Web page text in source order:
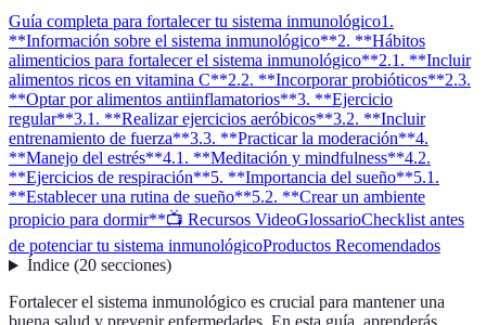
Guía completa para fortalecer tu sistema inmunológico1.
**Información sobre el sistema inmunológico**2. **Hábitos
alimenticios para fortalecer el sistema inmunológico**2.1. **Incluir
alimentos ricos en vitamina C**2.2. **Incorporar probióticos**2.3.
**Optar por alimentos antiinflamatorios**3. **Ejercicio
regular**3.1. **Realizar ejercicios aeróbicos**3.2. **Incluir
entrenamiento de fuerza**3.3. **Practicar la moderación**4.
**Manejo del estrés**4.1. **Meditación y mindfulness**4.2.
**Ejercicios de respiración**5. **Importancia del sueño**5.1.
**Establecer una rutina de sueño**5.2. **Crear un ambiente
propicio para dormir**📺 Recursos VideoGlossarioChecklist antes
de potenciar tu sistema inmunológicoProductos Recomendados
Índice(20 secciones)
Fortalecer el sistema inmunológico es crucial para mantener una